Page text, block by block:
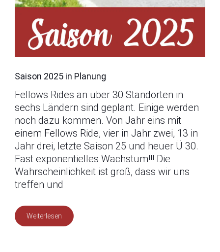
Saison 2025 in Planung
Fellows Rides an über 30 Standorten in
sechs Ländern sind geplant. Einige werden
noch dazu kommen. Von Jahr eins mit
einem Fellows Ride, vier in Jahr zwei, 13 in
Jahr drei, letzte Saison 25 und heuer Ü 30.
Fast exponentielles Wachstum!!! Die
Wahrscheinlichkeit ist groß, dass wir uns
treffen und
Weiterlesen